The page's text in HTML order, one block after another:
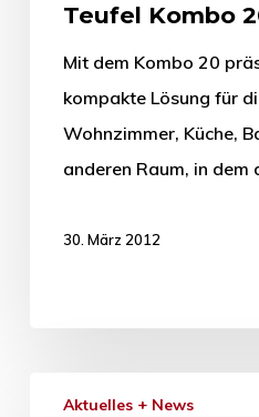
Teufel Kombo
Mit dem Kombo 20
kompakte Lösung für
Wohnzimmer, Küche,
anderen Raum, in dem
30. März 2012
Aktuelles + News